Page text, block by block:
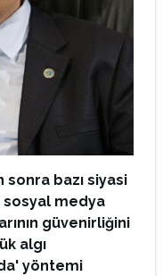
sonra bazı siyasi
sosyal medya
güvenirliğini
algı
yöntemi